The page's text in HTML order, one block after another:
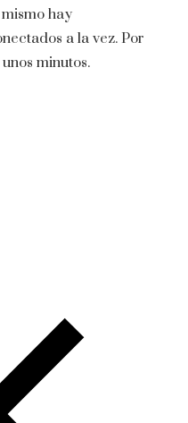
hay
a la vez. Por
minutos.